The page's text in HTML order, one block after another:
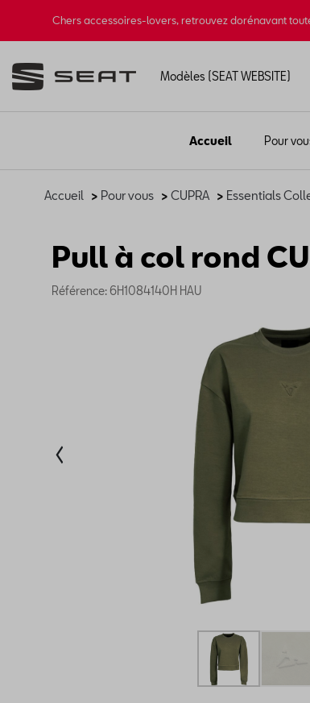
Chers accessoires-lovers, retrouvez dorénavant
Modèles (SEAT WEBSITE)
Accueil Pour
Accueil > Pour vous > CUPRA > Essentials
Pull à col rond
Référence: 6H1084140H HAU